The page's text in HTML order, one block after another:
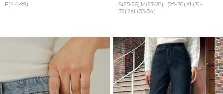
F(44-99)
S(25-26),M(27-28),L(29-30),XL(31-
32),2XL(33-34)